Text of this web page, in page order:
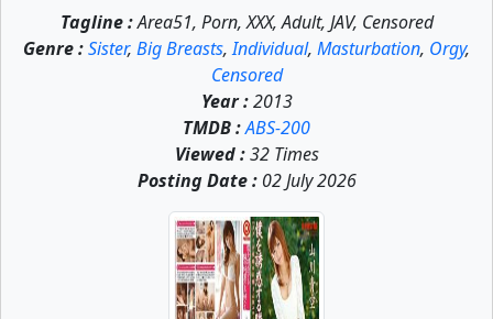
Tagline :Area51, Porn, XXX, Adult, JAV, Censored
Genre :Sister, Big Breasts,Individual, Masturbation, Orgy,
Censored
Year :2013
TMDB :ABS-200
Viewed :32 Times
Posting Date :02 July 2026